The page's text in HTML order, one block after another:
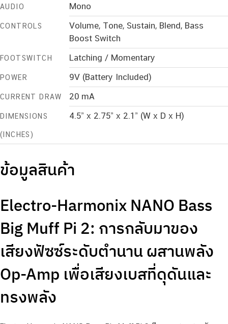
AUDIO Mono
CONTROLS
Volume, Tone, Sustain, Blend, Bass
Boost Switch
FOOTSWITCH Latching / Momentary
POWER 9V (Battery Included)
CURRENT DRAW 20 mA
DIMENSIONS
(INCHES)
4.5” x 2.75” x 2.1” (W x D x H)
ข้อมูลสินค้า
Electro-Harmonix NANO Bass
Big Muff Pi 2: การกลับมาของ
เสียงฟัซซ์ระดับตำนาน ผสานพลัง
Op-Amp เพื่อเสียงเบสที่ดุดันและ
ทรงพลัง